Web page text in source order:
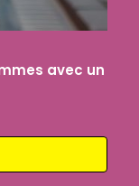
avec un